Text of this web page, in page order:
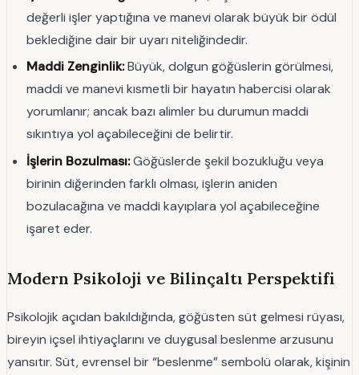
değerli işler yaptığına ve manevi olarak büyük bir ödül
beklediğine dair bir uyarı niteliğindedir.
Maddi Zenginlik:Büyük, dolgun göğüslerin görülmesi,
maddi ve manevi kısmetli bir hayatın habercisi olarak
yorumlanır; ancak bazı alimler bu durumun maddi
sıkıntıya yol açabileceğini de belirtir.
İşlerin Bozulması:Göğüslerde şekil bozukluğu veya
birinin diğerinden farklı olması, işlerin aniden
bozulacağına ve maddi kayıplara yol açabileceğine
işaret eder.
Modern Psikoloji ve Bilinçaltı Perspektifi
Psikolojik açıdan bakıldığında, göğüsten süt gelmesi rüyası,
bireyin içsel ihtiyaçlarını ve duygusal beslenme arzusunu
yansıtır. Süt, evrensel bir “beslenme” sembolü olarak, kişinin